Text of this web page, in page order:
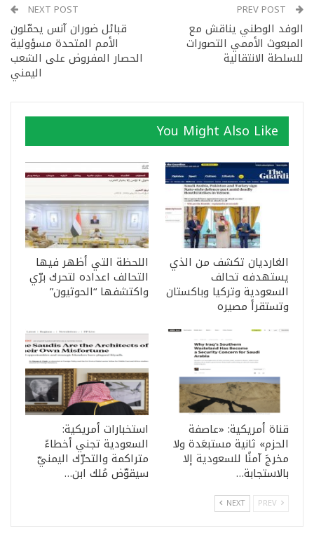
الوفد الوطني يناقش مع
المبعوث الأممي التصورات
للسلطة الانتقالية
NEXT POST
قبائل ضوران آنس يحمّلون
الأمم المتحدة مسؤولية
الحصار المفروض على الشعب
اليمني
You Might Also Like
الغارديان تكشف من الذي
يستهدفه تحالف
السعودية وتركيا وباكستان
وتستقرأ مصيره
اللحظة التي أظهر فيها
التحالف اعداده لتحرك برّي
واكتشفها “الحوثيون”
قناة أمريكية: «عاصفة
الحزم» ثانية مستبعَدة ولا
مخرجَ آمنًا للسعودية إلا
بالاستجابة…
استخبارات أمريكية:
السعودية تجني أخطاءً
متراكمة والتحرّك اليمنيّ
سيقوّض مُلك ابن…
NEXT